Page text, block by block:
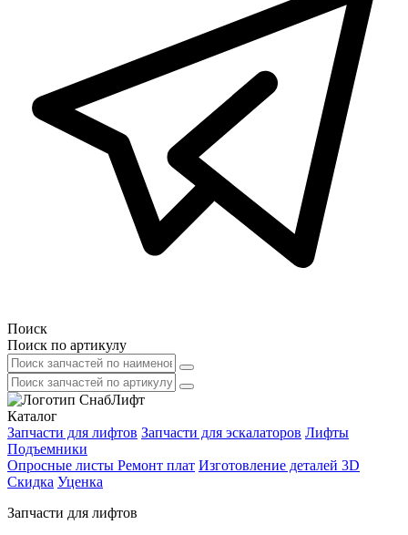
Поиск
Поиск по артикулу
Каталог
Запчасти для лифтов Запчасти для эскалаторов Лифты
Подъемники
Опросные листы Ремонт плат Изготовление деталей 3D
Скидка Уценка
Запчасти для лифтов